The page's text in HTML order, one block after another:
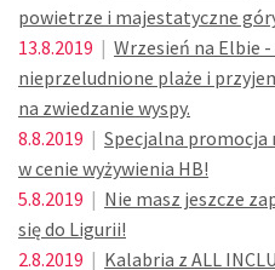
powietrze i majestatyczne
13.8.2019 | Wrzesień na Elbie -
nieprzeludnione plaże i
na zwiedzanie wyspy.
8.8.2019 | Specjalna promocja
w cenie wyżywienia HB!
5.8.2019 | Nie masz jeszcze
się do Ligurii!
2.8.2019 | Kalabria z ALL